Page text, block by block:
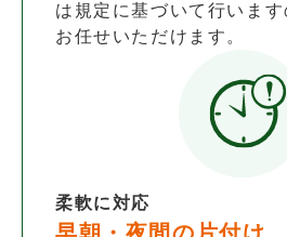
は規定に基づいて行いま
お任せいただけます。
柔軟に対応